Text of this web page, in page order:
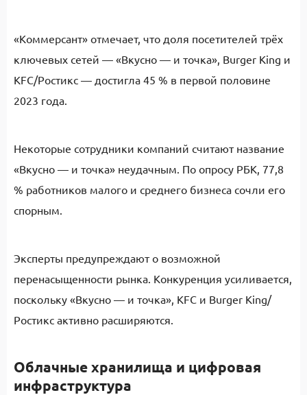
«Коммерсант» отмечает, что доля посетителей трёх
ключевых сетей — «Вкусно — и точка», Burger King и
KFC/Ростикс — достигла 45 % в первой половине
2023 года.
Некоторые сотрудники компаний считают название
«Вкусно — и точка» неудачным. По опросу РБК, 77,8
% работников малого и среднего бизнеса сочли его
спорным.
Эксперты предупреждают о возможной
перенасыщенности рынка. Конкуренция усиливается,
поскольку «Вкусно — и точка», KFC и Burger King/
Ростикс активно расширяются.
Облачные хранилища и цифровая
инфраструктура